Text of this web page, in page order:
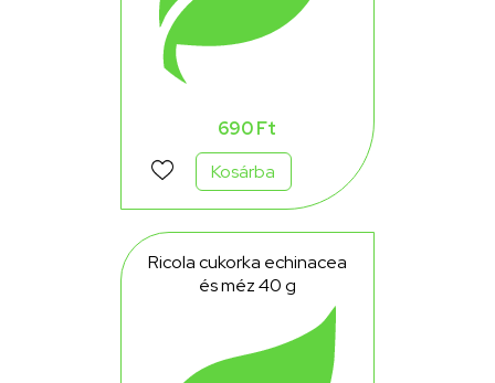
690 Ft
Kosárba
Ricola cukorka echinacea
és méz 40 g